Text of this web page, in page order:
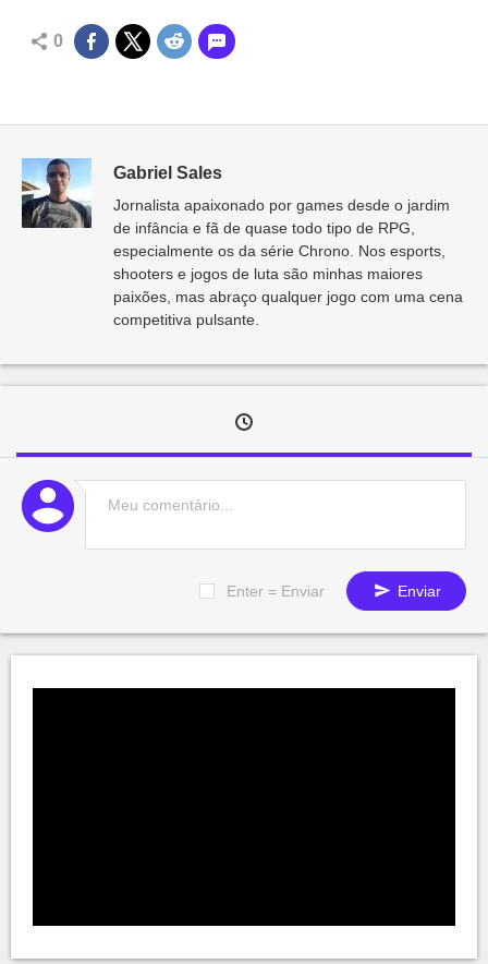
0
Gabriel Sales
Jornalista apaixonado por games desde o jardim
de infância e fã de quase todo tipo de RPG,
especialmente os da série Chrono. Nos esports,
shooters e jogos de luta são minhas maiores
paixões, mas abraço qualquer jogo com uma cena
competitiva pulsante.
Enter = Enviar Enviar